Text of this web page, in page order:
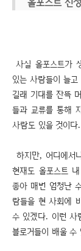
사실 올포스트가
있는 사람들이 늘
길래 기대를 잔뜩
들과 교류를 통해
사람도 있을 것이다.
하지만, 어디에서
현재도 올포스트
좋아 매번 엄청난
람들을 현 사회에
수 있겠다. 이런 사
블로거들이 배울